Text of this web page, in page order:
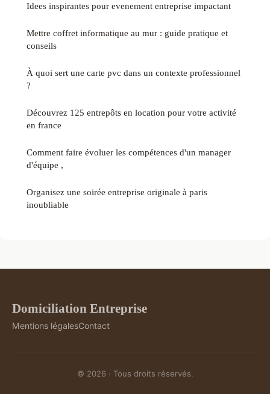
Idees inspirantes pour evenement entreprise impactant
Mettre coffret informatique au mur : guide pratique et
conseils
À quoi sert une carte pvc dans un contexte professionnel
?
Découvrez 125 entrepôts en location pour votre activité
en france
Comment faire évoluer les compétences d'un manager
d'équipe ,
Organisez une soirée entreprise originale à paris
inoubliable
Domiciliation Entreprise
Mentions légalesContact
© 2026 · Tous droits réservés.